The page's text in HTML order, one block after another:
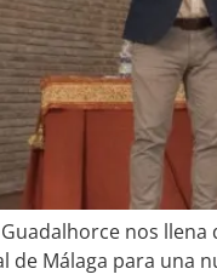
Guadalhorce nos
de Málaga para una